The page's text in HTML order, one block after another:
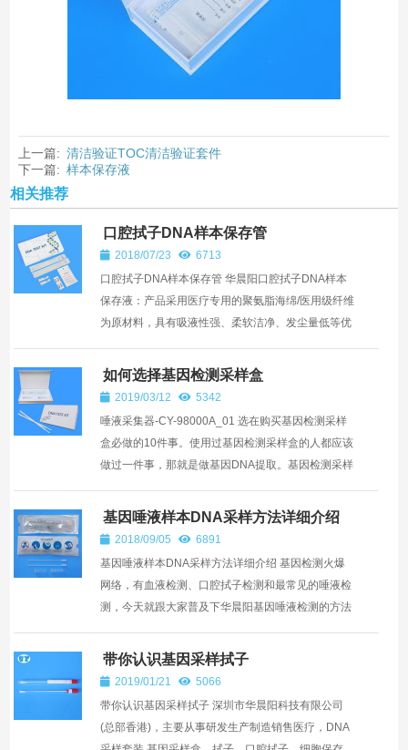
上一篇: 清洁验证TOC清洁验证套件
下一篇: 样本保存液
相关推荐
口腔拭子DNA样本保存管
2018/07/23
6713
口腔拭子DNA样本保存管 华晨阳口腔拭子DNA样本
保存液：产品采用医疗专用的聚氨脂海绵/医用级纤维
为原材料，具有吸液性强、柔软洁净、发尘量低等优
生物无毒害，...
如何选择基因检测采样盒
2019/03/12
5342
唾液采集器-CY-98000A_01 选在购买基因检测采样
盒必做的10件事。使用过基因检测采样盒的人都应该
做过一件事，那就是做基因DNA提取。基因检测采样
魅...
基因唾液样本DNA采样方法详细介绍
2018/09/05
6891
基因唾液样本DNA采样方法详细介绍 基因检测火爆
网络，有血液检测、口腔拭子检测和最常见的唾液检
测，今天就跟大家普及下华晨阳基因唾液检测的方法
ids="1452,1...
带你认识基因采样拭子
2019/01/21
5066
带你认识基因采样拭子 深圳市华晨阳科技有限公司
(总部香港)，主要从事研发生产制造销售医疗，DNA